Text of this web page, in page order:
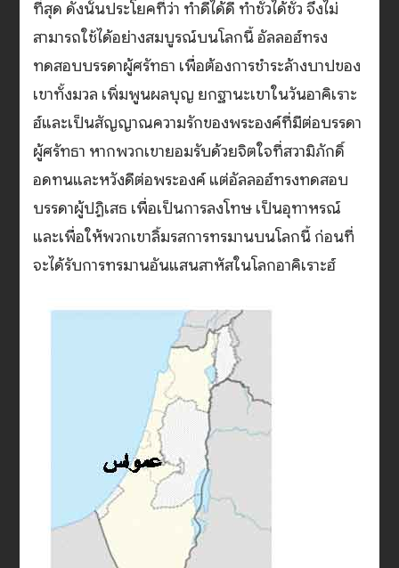
ที่สุด ดังนั้นประโยคที่ว่า ทำดีได้ดี ทำชั่วได้ชั่ว จึงไม่
สามารถใช้ได้อย่างสมบูรณ์บนโลกนี้ อัลลอฮ์ทรง
ทดสอบบรรดาผู้ศรัทธา เพื่อต้องการชำระล้างบาปของ
เขาทั้งมวล เพิ่มพูนผลบุญ ยกฐานะเขาในวันอาคิเราะ
ฮ์และเป็นสัญญาณความรักของพระองค์ที่มีต่อบรรดา
ผู้ศรัทธา หากพวกเขายอมรับด้วยจิตใจที่สวามิภักดิ์
อดทนและหวังดีต่อพระองค์ แต่อัลลอฮ์ทรงทดสอบ
บรรดาผู้ปฏิเสธ เพื่อเป็นการลงโทษ เป็นอุทาหรณ์
และเพื่อให้พวกเขาลิ้มรสการทรมานบนโลกนี้ ก่อนที่
จะได้รับการทรมานอันแสนสาหัสในโลกอาคิเราะฮ์